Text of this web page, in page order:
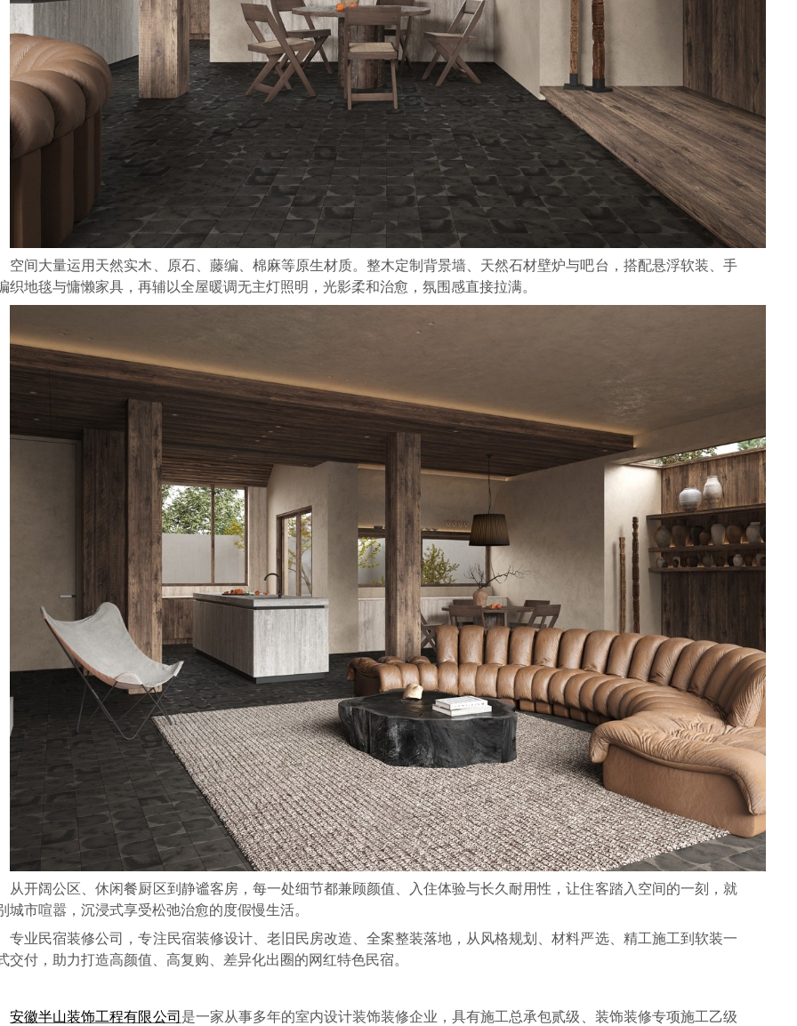
空间大量运用天然实木、原石、藤编、棉麻等原生材质。整木定制背景墙、天然石材壁炉与吧台，搭配悬浮软装、手
织地毯与慵懒家具，再辅以全屋暖调无主灯照明，光影柔和治愈，氛围感直接拉满。
从开阔公区、休闲餐厨区到静谧客房，每一处细节都兼顾颜值、入住体验与长久耐用性，让住客踏入空间的一刻，就
城市喧嚣，沉浸式享受松弛治愈的度假慢生活。
专业民宿装修公司，专注民宿装修设计、老旧民房改造、全案整装落地，从风格规划、材料严选、精工施工到软装一
交付，助力打造高颜值、高复购、差异化出圈的网红特色民宿。
安徽半山装饰工程有限公司 是一家从事多年的室内设计装饰装修企业，具有施工总承包贰级、装饰装修专项施工乙级